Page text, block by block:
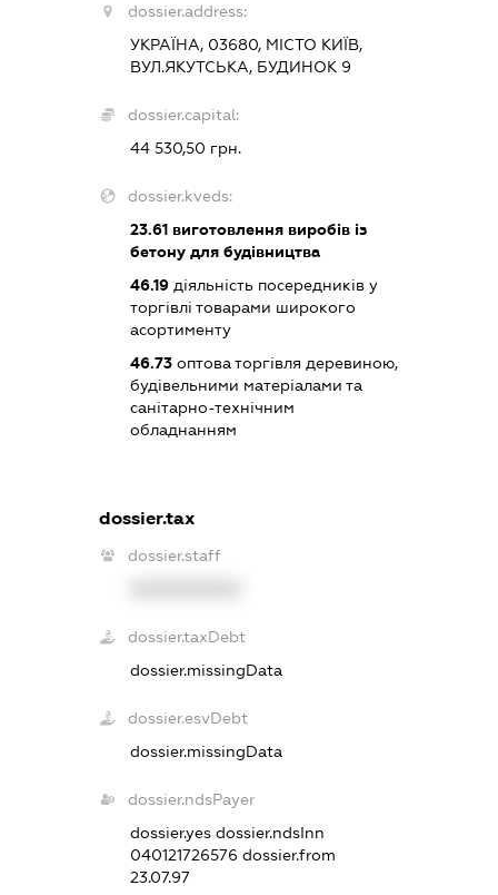
dossier.address:
УКРАЇНА, 03680, МІСТО КИЇВ,
ВУЛ.ЯКУТСЬКА, БУДИНОК 9
dossier.capital:
44 530,50 грн.
dossier.kveds:
23.61виготовлення виробів із
бетону для будівництва
46.19діяльність посередників у
торгівлі товарами широкого
асортименту
46.73оптова торгівля деревиною,
будівельними матеріалами та
санітарно-технічним
обладнанням
dossier.tax
dossier.staff
dossier.taxDebt
dossier.missingData
dossier.esvDebt
dossier.missingData
dossier.ndsPayer
dossier.yes dossier.ndsInn
040121726576 dossier.from
23.07.97